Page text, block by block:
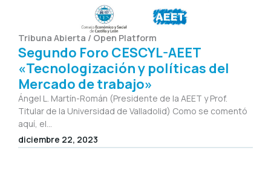
Tribuna Abierta / Open Platform
Segundo Foro CESCYL-AEET
«Tecnologización y políticas del
Mercado de trabajo»
Ángel L. Martín-Román (Presidente de la AEET y Prof.
Titular de la Universidad de Valladolid) Como se comentó
aquí, el...
diciembre 22, 2023